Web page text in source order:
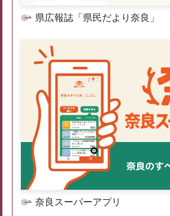
県広報誌「県民だより奈良」
奈良スーパーアプリ